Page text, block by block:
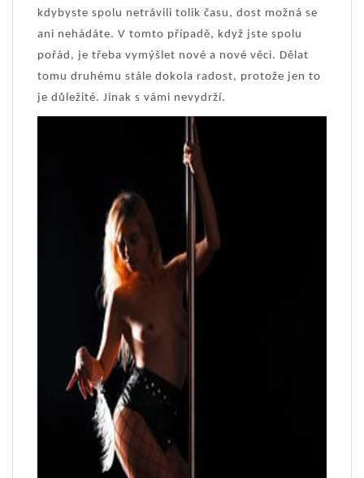
kdybyste spolu netrávili tolik času, dost možná se
ani nehádáte. V tomto případě, když jste spolu
pořád, je třeba vymýšlet nové a nové věci. Dělat
tomu druhému stále dokola radost, protože jen to
je důležité. Jinak s vámi nevydrží.